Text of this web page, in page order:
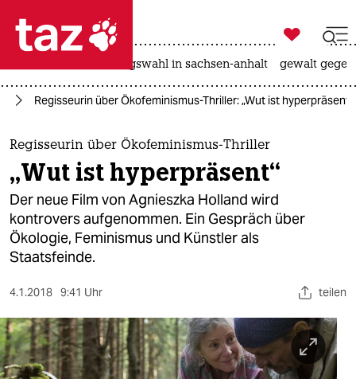
 taz zahl ich
taz zahl ich
themen
politik
öko
gesellschaft
kultur
sport
berlin

taz zahl ich
landtagswahl in sachsen-anhalt gewalt
Regisseurin über Ökofeminismus-Thriller: „Wut ist hyperpräsent“
Regisseurin über Ökofeminismus-Thriller
„Wut ist hyperpräsent“
Der neue Film von Agnieszka Holland wird
kontrovers aufgenommen. Ein Gespräch über
Ökologie, Feminismus und Künstler als
Staatsfeinde.
4.1.2018 9:41 Uhr teilen